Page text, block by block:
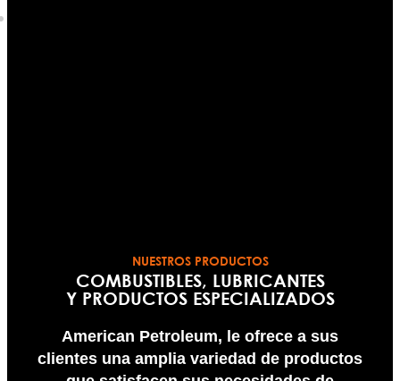
NUESTROS PRODUCTOS
COMBUSTIBLES, LUBRICANTES
Y PRODUCTOS ESPECIALIZADOS
American Petroleum, le ofrece a sus
clientes una amplia variedad de productos